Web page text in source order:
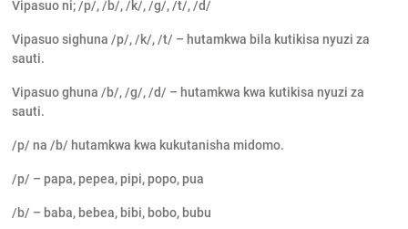
Vipasuo ni; /p/, /b/, /k/, /g/, /t/, /d/
Vipasuo sighuna /p/, /k/, /t/ – hutamkwa bila kutikisa nyuzi za
sauti.
Vipasuo ghuna /b/, /g/, /d/ – hutamkwa kwa kutikisa nyuzi za
sauti.
/p/ na /b/ hutamkwa kwa kukutanisha midomo.
/p/ – papa, pepea, pipi, popo, pua
/b/ – baba, bebea, bibi, bobo, bubu